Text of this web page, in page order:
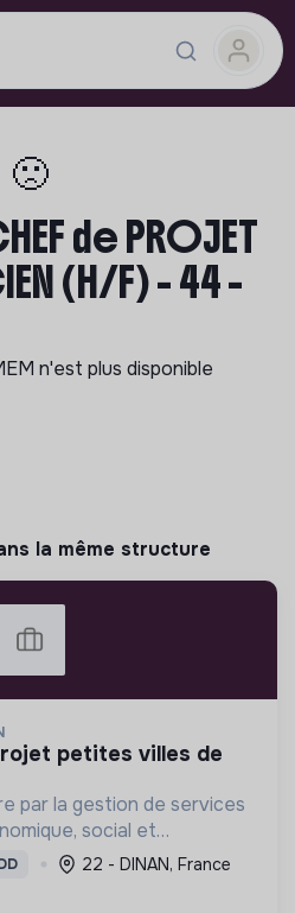
🙁
de PROJET
(H/F) - 44 -
n'est plus disponible
la même structure
par la gestion de services
social et
des villes pour une
et un avenir durable.
22 - DINAN, France